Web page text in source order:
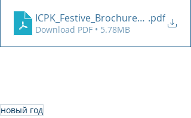
ICPK_Festive_Brochure_2022-2023
.pdf
Download PDF • 5.78MB
новый год